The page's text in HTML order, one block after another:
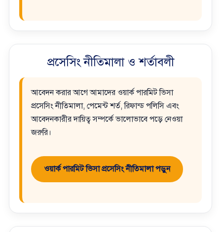
প্রসেসিং নীতিমালা ও শর্তাবলী
আবেদন করার আগে আমাদের ওয়ার্ক পারমিট ভিসা
প্রসেসিং নীতিমালা, পেমেন্ট শর্ত, রিফান্ড পলিসি এবং
আবেদনকারীর দায়িত্ব সম্পর্কে ভালোভাবে পড়ে নেওয়া
জরুরি।
ওয়ার্ক পারমিট ভিসা প্রসেসিং নীতিমালা পড়ুন